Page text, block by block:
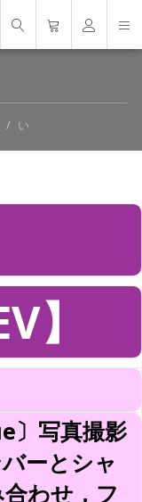
い
】
〕写真撮影
ーとシャ
わせ，フ